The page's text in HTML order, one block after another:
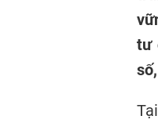
tư